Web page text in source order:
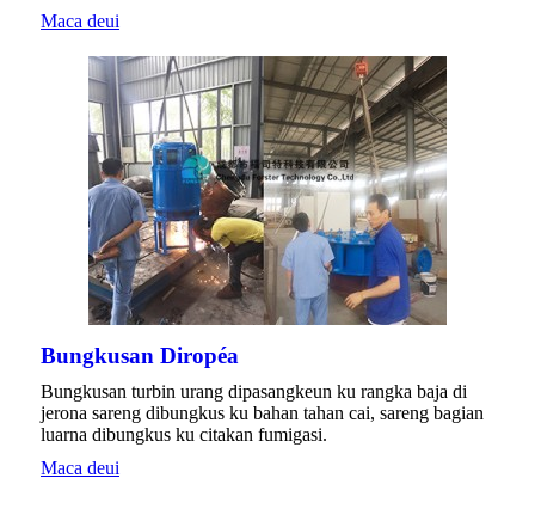
Maca deui
Bungkusan Diropéa
Bungkusan turbin urang dipasangkeun ku rangka baja di
jerona sareng dibungkus ku bahan tahan cai, sareng bagian
luarna dibungkus ku citakan fumigasi.
Maca deui